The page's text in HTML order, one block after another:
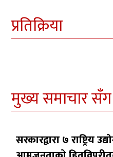
प्रतिक्रिया
मुख्य समाचार
सरकारद्वारा ७ राष्ट्रिय